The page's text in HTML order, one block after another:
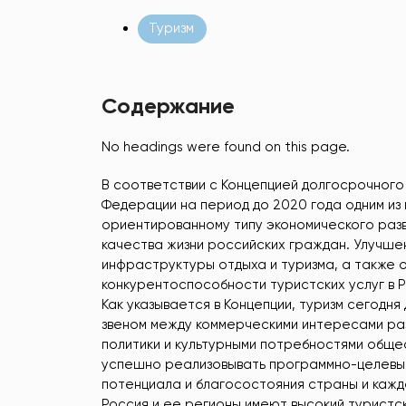
Туризм
Содержание
No headings were found on this page.
В соответствии с Концепцией
Федерации на период до 2020 года одним из
ориентированному типу экономического
качества жизни российских граждан.
инфраструктуры отдыха и туризма, а также
конкурентоспособности туристских услуг в
Как указывается в Концепции, туризм
звеном между коммерческими интересами
политики и культурными потребностями
успешно реализовывать программно-
потенциала и благосостояния страны и